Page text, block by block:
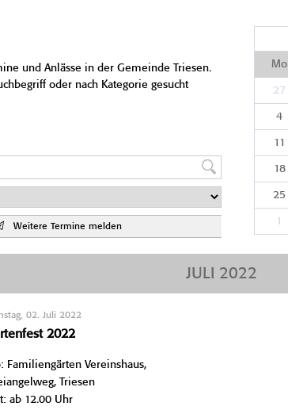
und Anlässe in der Gemeinde Triesen.
oder nach Kategorie gesucht
Weitere Termine melden
Mo
27
4
11
18
25
1
JULI 2022
02. Juli 2022
2022
Familiengärten Vereinshaus,
Triesen
ab 12.00 Uhr